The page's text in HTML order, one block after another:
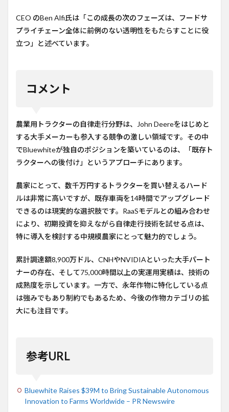
CEO のBen Alfi氏は「この成長の次のフェーズは、フードサ
プライチェーン全体に前例のない透明性をもたらすことに役
立つ」と述べています。
コメント
農業用トラクターの自律走行分野は、John Deereをはじめと
する大手メーカーも参入する競争の激しい領域です。その中
でBluewhiteが独自のポジションを築いているのは、「既存ト
ラクターへの後付け」というアプローチにあります。
農家にとって、数千万円するトラクターを買い替えるハード
ルは非常に高いですが、既存車両を14時間でアップグレード
できるのは現実的な選択肢です。RaaSモデルとの組み合わせ
により、初期投資を抑えながら自律走行技術を試せる点は、
特に導入を検討する中規模農家にとって魅力的でしょう。
累計調達額8,900万ドル、CNHやNVIDIAといった大手パート
ナーの存在、そして75,000時間以上の実運用実績は、技術の
成熟度を示しています。一方で、永年作物に特化している点
は強みでもあり制約でもあるため、今後の作物カテゴリの拡
大にも注目です。
参考URL
Bluewhite Raises $39M to Bring Sustainable Autonomous
Innovation to Farms Worldwide – PR Newswire